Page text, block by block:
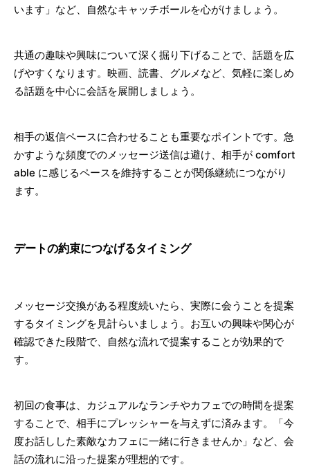
います」など、自然なキャッチボールを心がけましょう。
共通の趣味や興味について深く掘り下げることで、話題を広
げやすくなります。映画、読書、グルメなど、気軽に楽しめ
る話題を中心に会話を展開しましょう。
相手の返信ペースに合わせることも重要なポイントです。急
かすような頻度でのメッセージ送信は避け、相手が comfort
able に感じるペースを維持することが関係継続につながり
ます。
デートの約束につなげるタイミング
メッセージ交換がある程度続いたら、実際に会うことを提案
するタイミングを見計らいましょう。お互いの興味や関心が
確認できた段階で、自然な流れで提案することが効果的で
す。
初回の食事は、カジュアルなランチやカフェでの時間を提案
することで、相手にプレッシャーを与えずに済みます。「今
度お話しした素敵なカフェに一緒に行きませんか」など、会
話の流れに沿った提案が理想的です。